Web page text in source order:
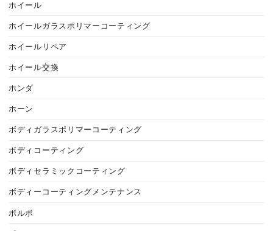
ホイール
ホイールガラスポリマーコーティング
ホイールリペア
ホイール交換
ホンダ
ホーン
ボディガラスポリマーコーティング
ボディコーティング
ボディセラミックコーティング
ボディーコーティングメンテナンス
ボルボ